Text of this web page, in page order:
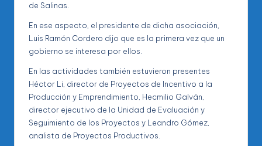
de Salinas.
En ese aspecto, el presidente de dicha asociación,
Luis Ramón Cordero dijo que es la primera vez que un
gobierno se interesa por ellos.
En las actividades también estuvieron presentes
Héctor Li, director de Proyectos de Incentivo a la
Producción y Emprendimiento, Hecmilio Galván,
director ejecutivo de la Unidad de Evaluación y
Seguimiento de los Proyectos y Leandro Gómez,
analista de Proyectos Productivos.